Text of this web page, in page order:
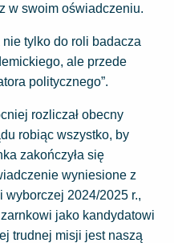
w swoim oświadczeniu.
nie tylko do roli badacza
ale przede
politycznego”.
rozliczał obecny
robiąc wszystko, by
zakończyła się
wyniesione z
wyborczej 2024/2025 r.,
jako kandydatowi
trudnej misji jest naszą